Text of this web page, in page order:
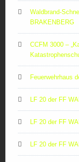
Waldbrand-
BRAKENBERG
CCFM 3000 –
Feuerwehrhaus
LF 20 der FF
LF 20 der FF
LF 20 der FF